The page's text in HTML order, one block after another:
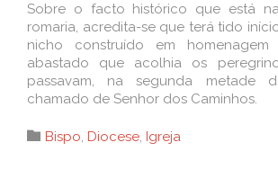
Sobre o facto histórico que está
romaria, acredita-se que terá tido
nicho construído em
abastado que acolhia os
passavam, na segunda metade
chamado de Senhor dos Caminhos.
 Category
Bispo, Diocese, Igreja